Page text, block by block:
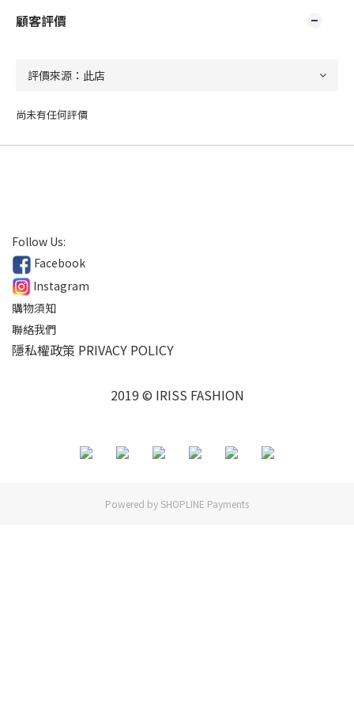
顧客評價
尚未有任何評價
Follow Us:
Facebook
Instagram
購物須知
聯絡我們
隱私權政策 PRIVACY POLICY
2019 © IRISS FASHION
Powered by SHOPLINE Payments